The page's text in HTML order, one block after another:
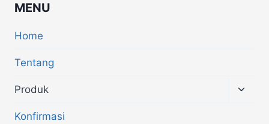
MENU
Home
Tentang
Produk
Konfirmasi